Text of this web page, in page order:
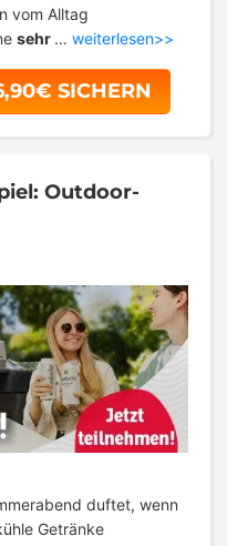
vom Alltag
sehr … weiterlesen>>
SICHERN
Outdoor-
duftet, wenn
Getränke